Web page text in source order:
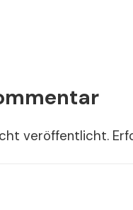
veröffentlicht.